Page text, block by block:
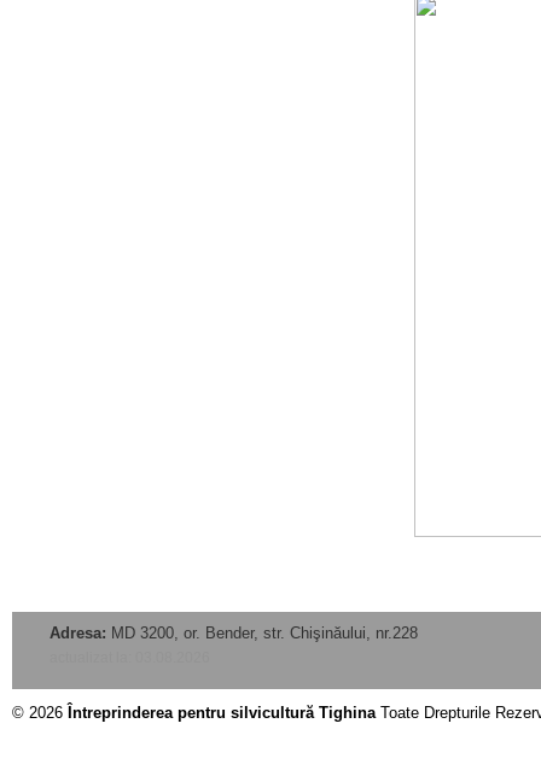
Adresa: MD 3200, or. Bender, str. Chişinăului, nr.228
© 2026 Întreprinderea pentru silvicultură TighinaToate Drepturile